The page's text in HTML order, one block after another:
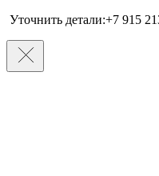
Уточнить детали:+7 915